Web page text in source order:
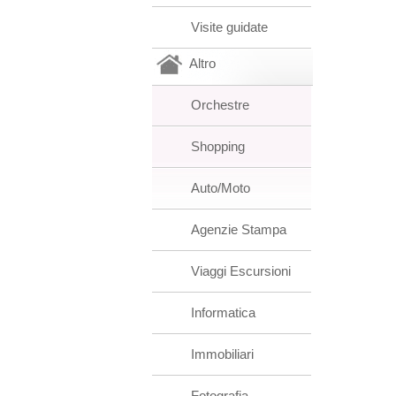
Visite guidate
Altro
Orchestre
Shopping
Auto/Moto
Agenzie Stampa
Viaggi Escursioni
Informatica
Immobiliari